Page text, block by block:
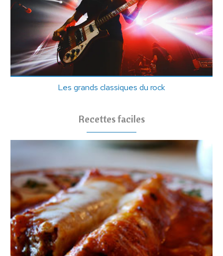
Les grands classiques du rock
Recettes faciles